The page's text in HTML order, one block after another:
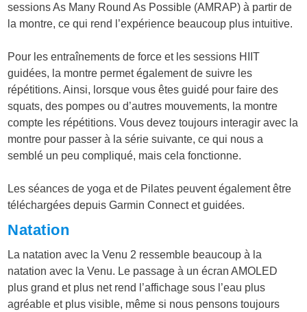
sessions As Many Round As Possible (AMRAP) à partir de
la montre, ce qui rend l’expérience beaucoup plus intuitive.
Pour les entraînements de force et les sessions HIIT
guidées, la montre permet également de suivre les
répétitions. Ainsi, lorsque vous êtes guidé pour faire des
squats, des pompes ou d’autres mouvements, la montre
compte les répétitions. Vous devez toujours interagir avec la
montre pour passer à la série suivante, ce qui nous a
semblé un peu compliqué, mais cela fonctionne.
Les séances de yoga et de Pilates peuvent également être
téléchargées depuis Garmin Connect et guidées.
Natation
La natation avec la Venu 2 ressemble beaucoup à la
natation avec la Venu. Le passage à un écran AMOLED
plus grand et plus net rend l’affichage sous l’eau plus
agréable et plus visible, même si nous pensons toujours